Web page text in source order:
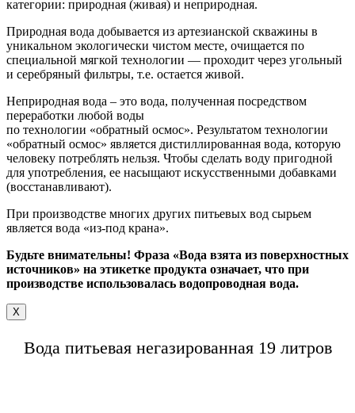
категории: природная (живая) и неприродная.
Природная вода добывается из артезианской скважины в
уникальном экологически чистом месте, очищается по
специальной мягкой технологии — проходит через угольный
и серебряный фильтры, т.е. остается живой.
Неприродная вода – это вода, полученная посредством
переработки любой воды
по технологии «обратный осмос». Результатом технологии
«обратный осмос» является дистиллированная вода, которую
человеку потреблять нельзя. Чтобы сделать воду пригодной
для употребления, ее насыщают искусственными добавками
(восстанавливают).
При производстве многих других питьевых вод сырьем
является вода «из-под крана».
Будьте внимательны! Фраза «Вода взята из поверхностных
источников» на этикетке продукта означает, что при
производстве использовалась водопроводная вода.
X
Вода питьевая негазированная 19 литров